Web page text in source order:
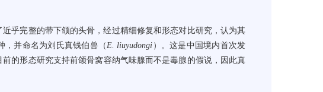
近乎完整的带下颌的头骨，经过精细修复和形态对比研究， 认为其
，并命名为刘氏真钱伯兽（E. liuyudongi ）。这是中国境内首次发
前的形态研究支持前颌骨窝容纳气味腺而不是毒腺的假说， 因此真